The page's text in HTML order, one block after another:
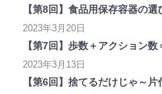
【第8回】食品用保存容器の
2023年3月20日
【第7回】歩数＋アクション
2023年3月13日
【第6回】捨てるだけじゃ～片